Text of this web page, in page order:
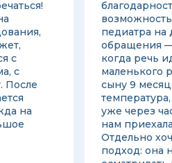
с
с
После
на
педиатра на
обращения
когда речь
маленького
сыну 9
уже через
нам
Отдельно
подход: она